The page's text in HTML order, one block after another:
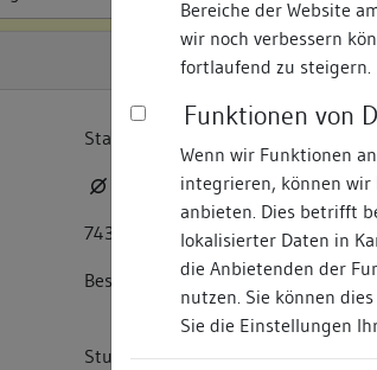
Bereiche der Website
wir noch verbessern
fortlaufend zu steigern.
Funktionen von
Wenn wir Funktionen
integrieren, können
anbieten. Dies betrifft
lokalisierter Daten in
die Anbietenden der
nutzen. Sie können
Sie die Einstellungen
Stadtschreibereigasse
74354
Besigheim
Stuttgart